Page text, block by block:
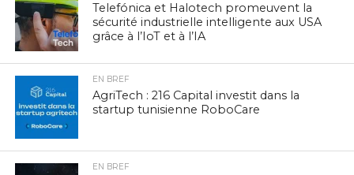
Telefónica et Halotech promeuvent la
sécurité industrielle intelligente aux USA
grâce à l’IoT et à l’IA
EN BREF
AgriTech : 216 Capital investit dans la
startup tunisienne RoboCare
EN BREF